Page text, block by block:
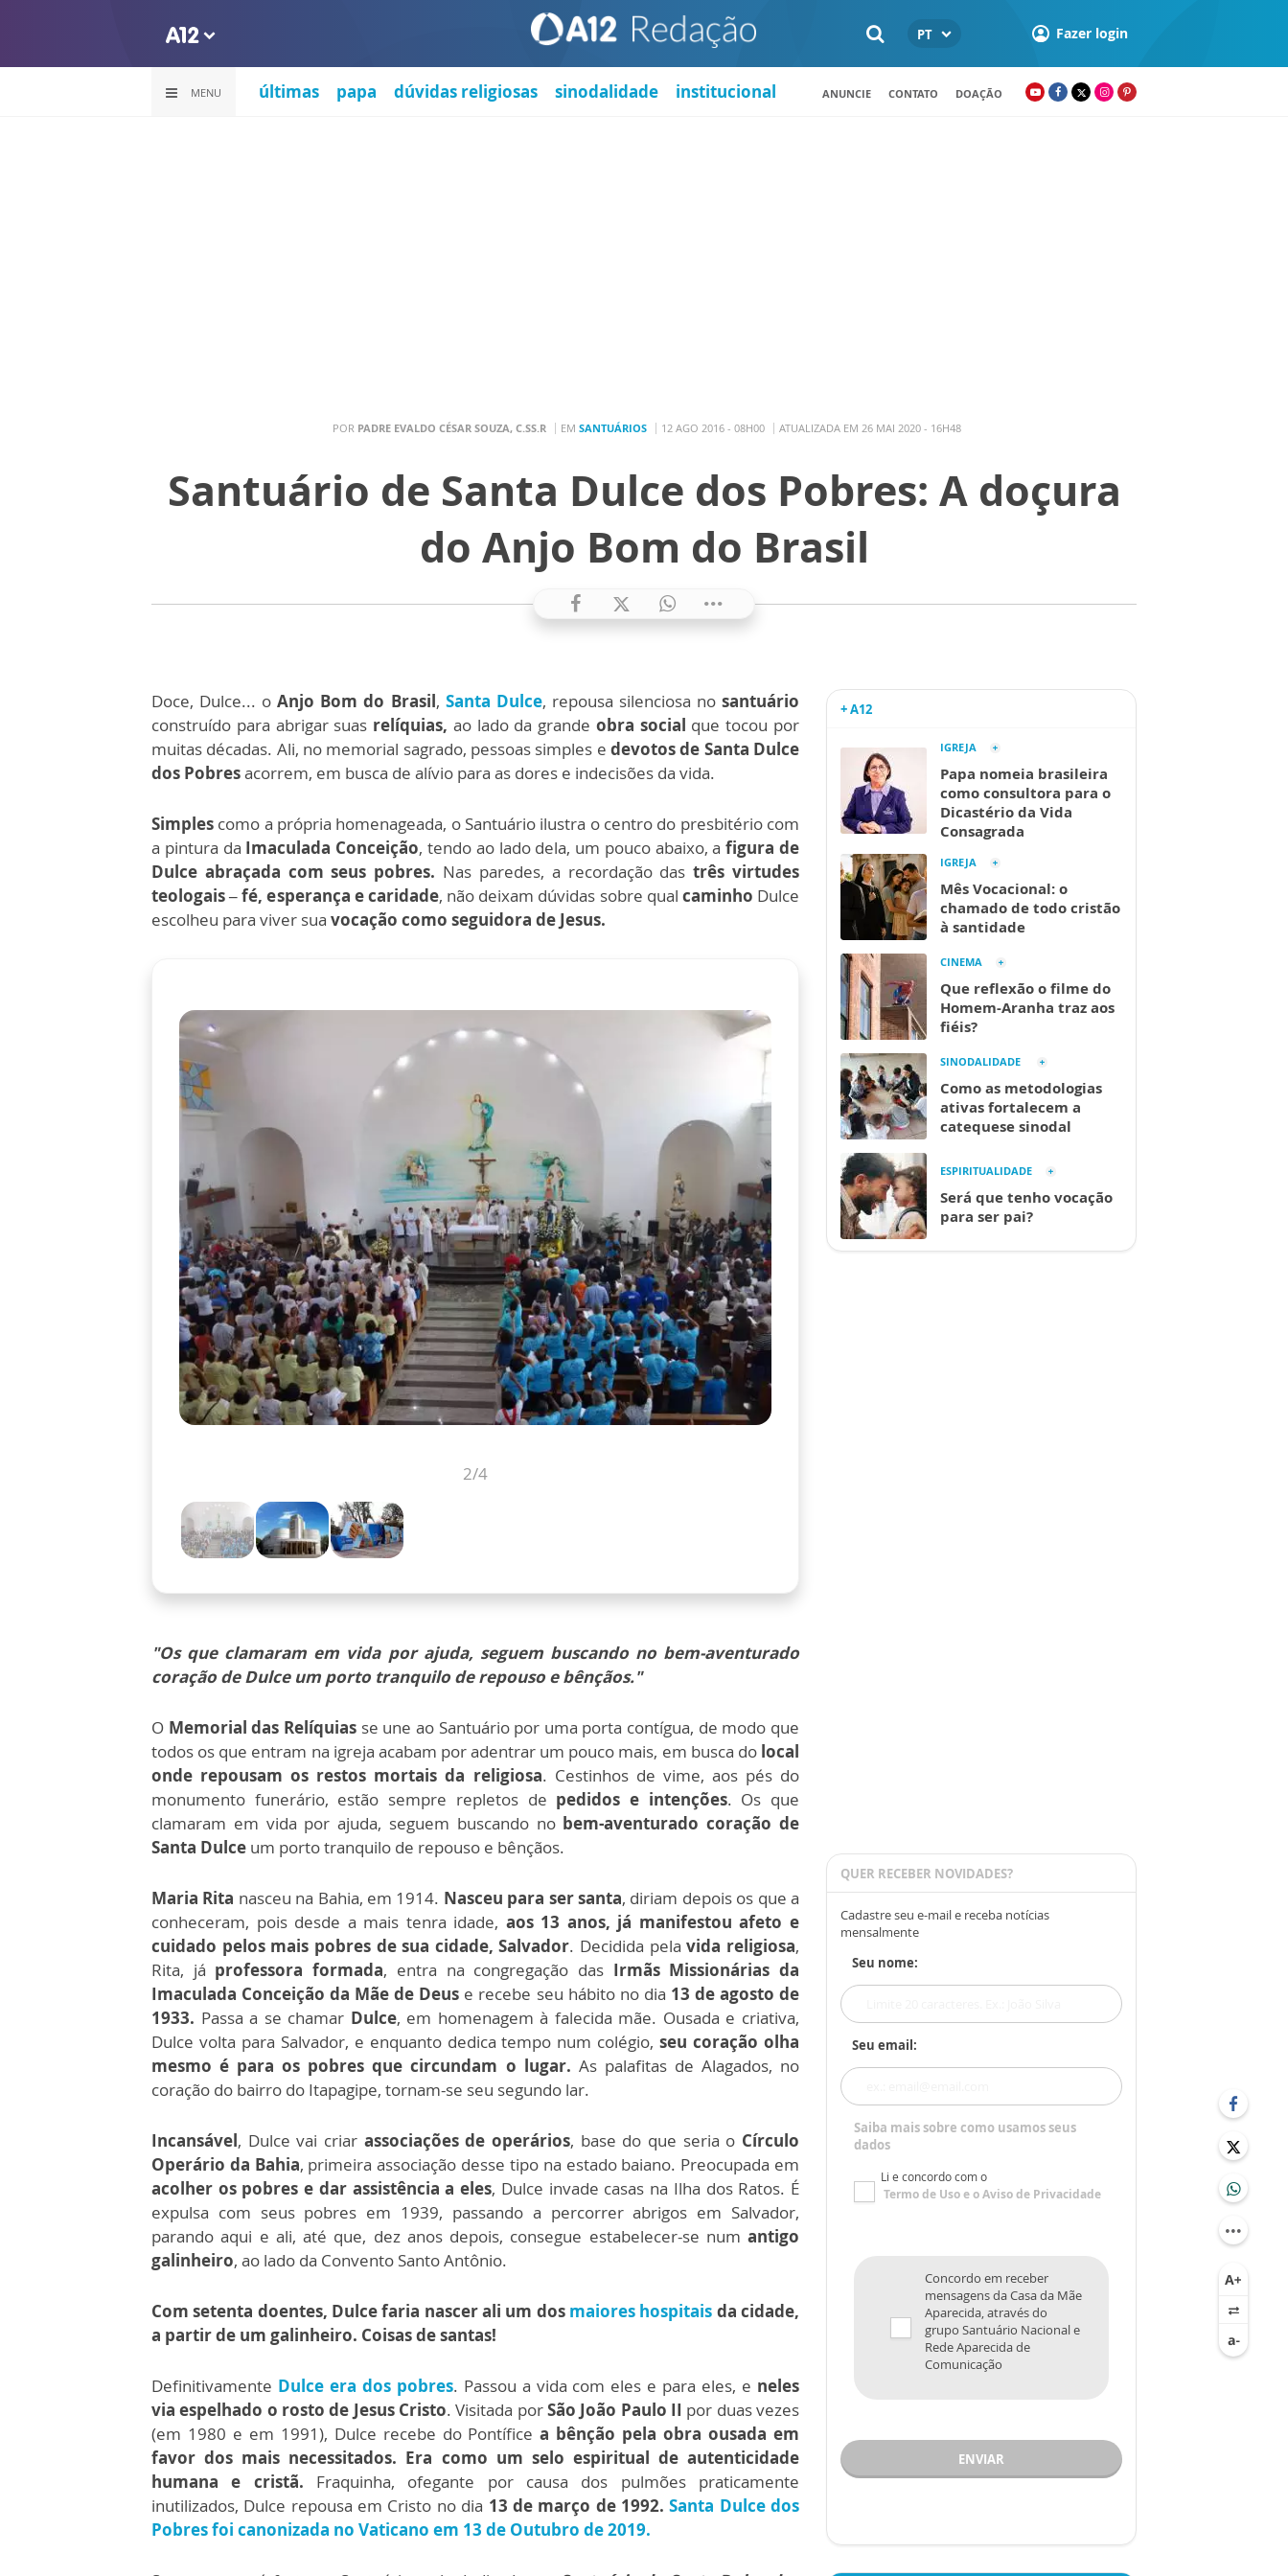
PT Fazer login
MENU últimas papa dúvidas religiosas sinodalidade institucional ANUNCIE CONTATO DOAÇÃO
POR PADRE EVALDO CÉSAR SOUZA, C.SS.R EM SANTUÁRIOS 12 AGO 2016 - 08H00 ATUALIZADA EM 26 MAI 2020 - 16H48
Santuário de Santa Dulce dos Pobres: A doçura
do Anjo Bom do Brasil
Doce, Dulce... oAnjo Bom do Brasil, Santa Dulce, repousa silenciosa nosantuário
construído para abrigar suas relíquias, ao lado da grande obra social que tocou por
muitas décadas. Ali, no memorial sagrado, pessoas simples e devotos de Santa Dulce
dos Pobresacorrem, em busca de alívio para as dores e indecisões da vida.
Simples como a própria homenageada, o Santuário ilustra o centro do presbitério com
a pintura da Imaculada Conceição, tendo ao lado dela, um pouco abaixo, a figura de
Dulce abraçada com seus pobres. Nas paredes, a recordação dastrês virtudes
teologais – fé, esperança e caridade, não deixam dúvidas sobre qual caminho Dulce
escolheu para viver sua vocação como seguidora de Jesus.
2/4
"Os que clamaram em vida por ajuda, seguem buscando no bem-aventurado
coração de Dulce um porto tranquilo de repouso e bênçãos."
O Memorial das Relíquiasse une ao Santuário por uma porta contígua, de modo que
todos os que entram na igreja acabam por adentrar um pouco mais, em busca do local
onde repousam os restos mortais da religiosa. Cestinhos de vime, aos pés do
monumento funerário, estão sempre repletos de pedidos e intenções. Os que
clamaram em vida por ajuda, seguem buscando no bem-aventurado coração de
Santa Dulce um porto tranquilo de repouso e bênçãos.
Maria Rita nasceu na Bahia, em 1914. Nasceu para ser santa, diriam depois os que a
conheceram, pois desde a mais tenra idade, aos 13 anos, já manifestou afeto e
cuidado pelos mais pobres de sua cidade, Salvador. Decidida pelavida religiosa,
Rita, já professora formada, entra na congregação dasIrmãs Missionárias da
Imaculada Conceição da Mãe de Deus e recebe seu hábito no dia 13 de agosto de
1933. Passa a se chamar Dulce, em homenagem à falecida mãe. Ousada e criativa,
Dulce volta para Salvador, e enquanto dedica tempo num colégio,seu coração olha
mesmo é para os pobres que circundam o lugar. As palafitas de Alagados, no
coração do bairro do Itapagipe, tornam-se seu segundo lar.
Incansável, Dulce vai criar associações de operários, base do que seria o Círculo
Operário da Bahia, primeira associação desse tipo na estado baiano. Preocupada em
acolher os pobres e dar assistência a eles, Dulce invade casas na Ilha dos Ratos. É
expulsa com seus pobres em 1939, passando a percorrer abrigos em Salvador,
parando aqui e ali, até que, dez anos depois, consegue estabelecer-se num antigo
galinheiro, ao lado da Convento Santo Antônio.
Com setenta doentes, Dulce faria nascer ali um dos maiores hospitais da cidade,
a partir de um galinheiro. Coisas de santas!
Definitivamente Dulce era dos pobres. Passou a vida com eles e para eles, e neles
via espelhado o rosto de Jesus Cristo. Visitada porSão João Paulo II por duas vezes
(em 1980 e em 1991), Dulce recebe do Pontíficea bênção pela obra ousada em
favor dos mais necessitados. Era como um selo espiritual de autenticidade
humana e cristã. Fraquinha, ofegante por causa dos pulmões praticamente
inutilizados, Dulce repousa em Cristo no dia 13 de março de 1992. Santa Dulce dos
Pobres foi canonizada no Vaticano em 13 de Outubro de 2019.
+ A12
IGREJA
Papa nomeia brasileira
como consultora para o
Dicastério da Vida
Consagrada
IGREJA
Mês Vocacional: o
chamado de todo cristão
à santidade
CINEMA
Que reflexão o filme do
Homem-Aranha traz aos
fiéis?
SINODALIDADE
Como as metodologias
ativas fortalecem a
catequese sinodal
ESPIRITUALIDADE
Será que tenho vocação
para ser pai?
QUER RECEBER NOVIDADES?
Cadastre seu e-mail e receba notícias
mensalmente
Seu nome:
Seu email:
Saiba mais sobre como usamos seus
dados
Li e concordo com o
Termo de Usoe oAviso de Privacidade
Concordo em receber
mensagens da Casa da Mãe
Aparecida, através do
grupo Santuário Nacional e
Rede Aparecida de
Comunicação
ENVIAR